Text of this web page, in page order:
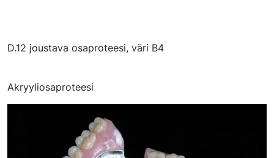
D.12 joustava osaproteesi, väri B4
Akryyliosaproteesi